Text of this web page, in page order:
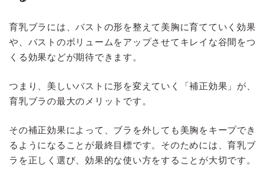
育乳ブラには、バストの形を整えて美胸に育てていく効果
や、バストのボリュームをアップさせてキレイな谷間をつ
くる効果などが期待できます。
つまり、美しいバストに形を変えていく「補正効果」が、
育乳ブラの最大のメリットです。
その補正効果によって、ブラを外しても美胸をキープでき
るようになることが最終目標です。そのためには、育乳ブ
ラを正しく選び、効果的な使い方をすることが大切です。